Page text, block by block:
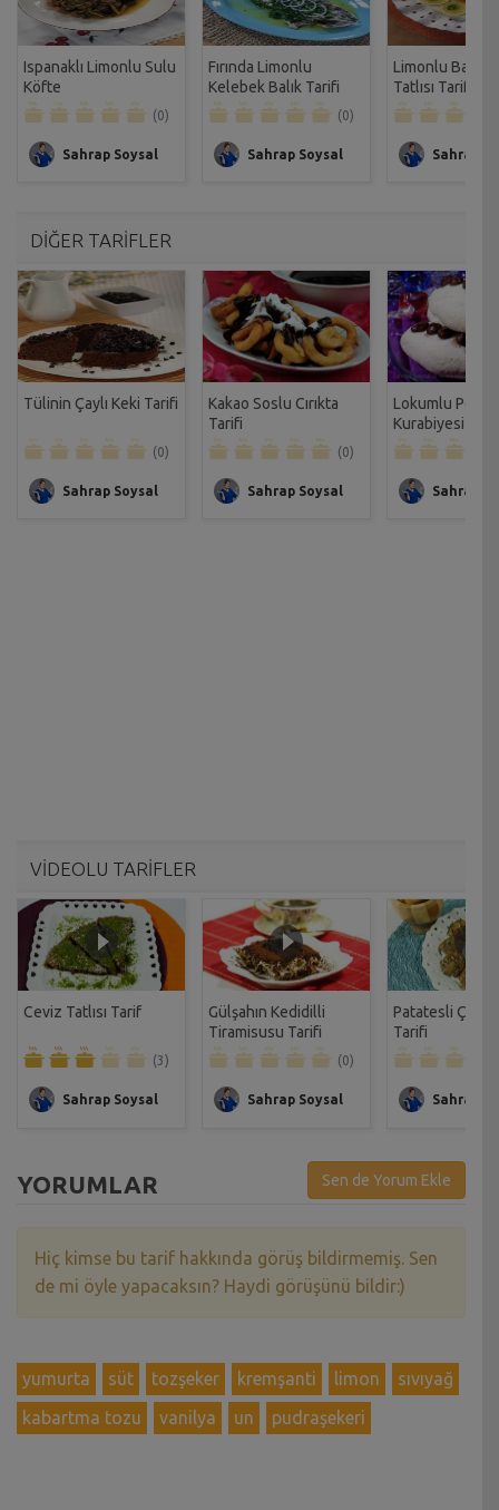
Ispanaklı Limonlu Sulu
Köfte
(0)
Sahrap Soysal
Fırında Limonlu
Kelebek Balık Tarifi
(0)
Sahrap Soysal
Limonlu
Tatlısı Tarifi
Sahrap
DİĞER TARİFLER
Tülinin Çaylı Keki Tarifi
(0)
Sahrap Soysal
Kakao Soslu Cırıkta
Tarifi
(0)
Sahrap Soysal
Lokumlu
Kurabiyesi
Sahrap
VİDEOLU TARİFLER
Ceviz Tatlısı Tarif
(3)
Sahrap Soysal
Gülşahın Kedidilli
Tiramisusu Tarifi
(0)
Sahrap Soysal
Patatesli Çıtır
Tarifi
Sahrap
YORUMLAR Sen de Yorum Ekle
Hiç kimse bu tarif hakkında görüş bildirmemiş. Sen
de mi öyle yapacaksın? Haydi görüşünü bildir:)
yumurta süt tozşeker kremşanti limon
sıvıyağ
kabartma tozu
vanilya un pudraşekeri